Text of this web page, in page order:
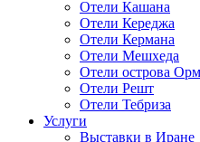
Отели Кашана
Отели Кереджа
Отели Кермана
Отели Мешхеда
Отели острова
Отели Решт
Отели Тебриза
Услуги
Выставки в Иране